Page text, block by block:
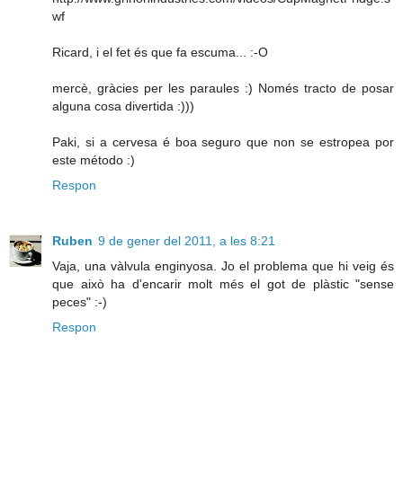
wf
Ricard, i el fet és que fa escuma... :-O
mercè, gràcies per les paraules :) Només tracto de posar
alguna cosa divertida :)))
Paki, si a cervesa é boa seguro que non se estropea por
este método :)
Respon
Ruben 9 de gener del 2011, a les 8:21
Vaja, una vàlvula enginyosa. Jo el problema que hi veig és
que això ha d'encarir molt més el got de plàstic "sense
peces" :-)
Respon